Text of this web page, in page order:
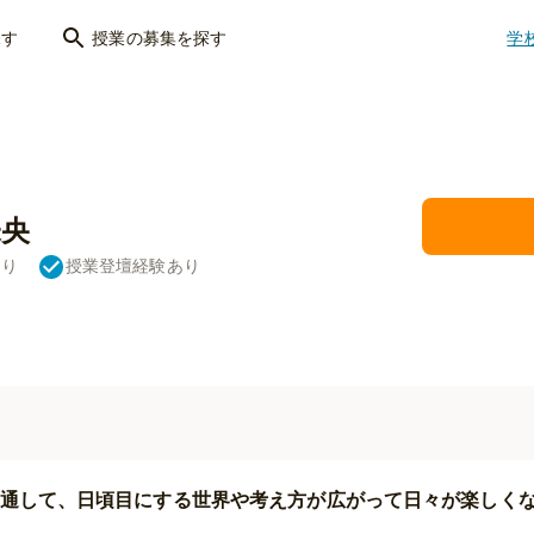
授業の募集を探す 学
授業登壇経験あり
して、日頃目にする世界や考え方が広がって日々が楽しく